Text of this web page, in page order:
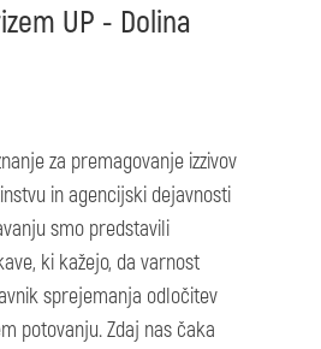
UP - Dolina
za premagovanje izzivov
in agencijski dejavnosti
smo predstavili
ki kažejo, da varnost
sprejemanja odločitev
potovanju. Zdaj nas čaka